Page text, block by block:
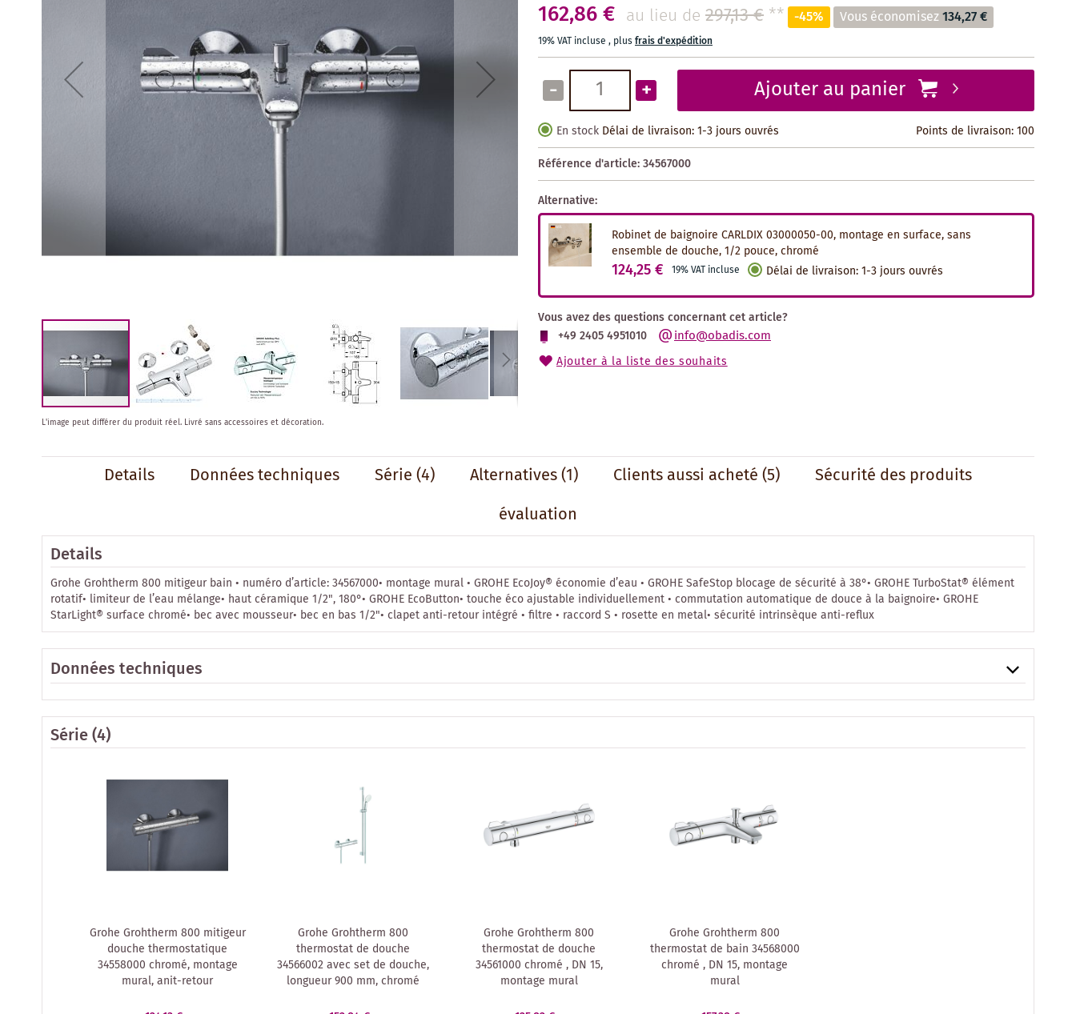
162,86 € au lieu de 297,13 € ** -45% Vous économisez134,27 €
19% VAT incluse , plusfrais d'expédition
- + Ajouter au panier
En stock Délai de livraison: 1-3 jours ouvrés Points de livraison:100
Référence d'article:34567000
Alternative:
Robinet de baignoire CARLDIX 03000050-00, montage en surface, sans
ensemble de douche, 1/2 pouce, chromé
124,25 € 19% VAT incluse Délai de livraison:1-3 jours ouvrés
Vous avez des questions concernant cet article?
+49 2405 4951010
info@obadis.com
Ajouter à la liste des souhaits
Skip
L'image peut différer du produit réel. Livré sans accessoires et décoration.
Details Données techniques Série(4) Alternatives(1) Clients aussi acheté(5)
Sécurité des produits
évaluation
Details
Grohe Grohtherm 800 mitigeur bain • numéro d’article: 34567000• montage mural • GROHE EcoJoy® économie d’eau • GROHE SafeStop blocage de sécurité à 38°• GROHE TurboStat® élément
rotatif• limiteur de l’eau mélange• haut céramique 1/2", 180°• GROHE EcoButton• touche éco ajustable individuellement • commutation automatique de douce à la baignoire• GROHE
StarLight® surface chromé• bec avec mousseur• bec en bas 1/2"• clapet anti-retour intégré • filtre • raccord S • rosette en metal• sécurité intrinsèque anti-reflux
Données techniques
Série(4)
Grohe Grohtherm 800 mitigeur
douche thermostatique
34558000 chromé, montage
mural, anit-retour
Grohe Grohtherm 800
thermostat de douche
34566002 avec set de douche,
longueur 900 mm, chromé
Grohe Grohtherm 800
thermostat de douche
34561000 chromé , DN 15,
montage mural
Grohe Grohtherm 800
thermostat de bain 34568000
chromé , DN 15, montage
mural